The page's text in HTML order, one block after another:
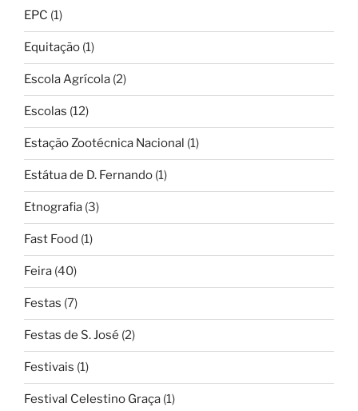
EPC (1)
Equitação (1)
Escola Agrícola (2)
Escolas (12)
Estação Zootécnica Nacional (1)
Estátua de D. Fernando (1)
Etnografia (3)
Fast Food (1)
Feira (40)
Festas (7)
Festas de S. José (2)
Festivais (1)
Festival Celestino Graça (1)